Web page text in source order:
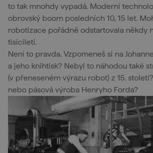
to tak mnohdy vypadá. Moderní
obrovský boom posledních 10, 15 let.
robotizace pořádně odstartovala někdy
tisíciletí.
Není to pravda. Vzpomeneš si na
a jeho knihtisk? Nebyl to náhodou také
(v přeneseném výrazu robot) z 15.
nebo pásová výroba Henryho Forda?